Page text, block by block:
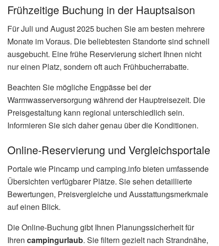
Frühzeitige Buchung in der Hauptsaison
Für Juli und August 2025 buchen Sie am besten mehrere
Monate im Voraus. Die beliebtesten Standorte sind schnell
ausgebucht. Eine frühe Reservierung sichert Ihnen nicht
nur einen Platz, sondern oft auch Frühbucherrabatte.
Beachten Sie mögliche Engpässe bei der
Warmwasserversorgung während der Hauptreisezeit. Die
Preisgestaltung kann regional unterschiedlich sein.
Informieren Sie sich daher genau über die Konditionen.
Online-Reservierung und Vergleichsportale
Portale wie Pincamp und camping.info bieten umfassende
Übersichten verfügbarer Plätze. Sie sehen detaillierte
Bewertungen, Preisvergleiche und Ausstattungsmerkmale
auf einen Blick.
Die Online-Buchung gibt Ihnen Planungssicherheit für
Ihren campingurlaub. Sie filtern gezielt nach Strandnähe,